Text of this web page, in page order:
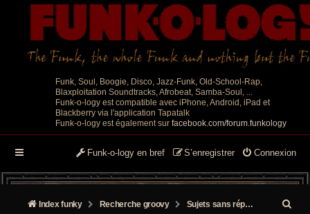
Funk, Soul, Boogie, Disco, Jazz-Funk, Old-School-Rap,
Blaxploitation Soundtracks, Afrobeat, Samba-Soul, ...
Funk-o-logy est compatible avec iPhone, Android, iPad et
Blackberry via l'application Tapatalk
Funk-o-logy est également sur facebook.com/forum.funkology
Connexion
S’enregistrer
Funk-o-logy en bref
Index funky Recherche groovy Sujets sans réponse